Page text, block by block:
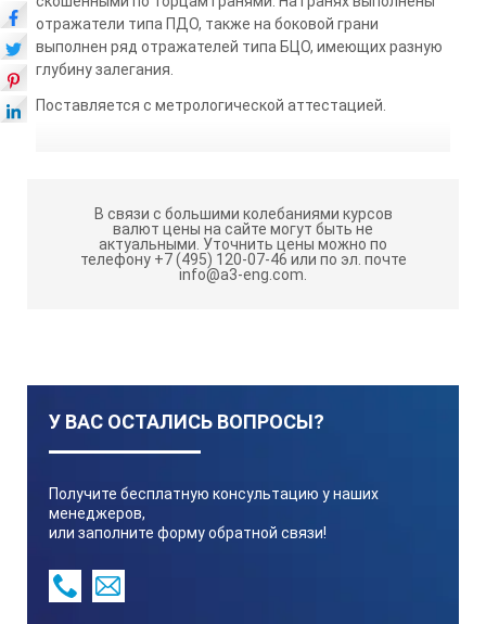
отражатели типа ПДО, также на боковой грани
выполнен ряд отражателей типа БЦО, имеющих разную
глубину залегания.
Поставляется с метрологической аттестацией.
В связи с большими колебаниями курсов
валют цены на сайте могут быть не
актуальными. Уточнить цены можно по
телефону +7 (495) 120-07-46 или по эл. почте
info@a3-eng.com.
У ВАС ОСТАЛИСЬ ВОПРОСЫ?
Получите бесплатную консультацию у наших
менеджеров,
или заполните форму обратной связи!